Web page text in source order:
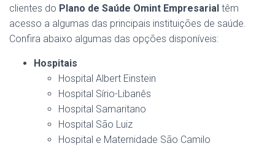
clientes do Plano de Saúde Omint Empresarial têm
acesso a algumas das principais instituições de saúde.
Confira abaixo algumas das opções disponíveis:
Hospitais
Hospital Albert Einstein
Hospital Sírio-Libanês
Hospital Samaritano
Hospital São Luiz
Hospital e Maternidade São Camilo